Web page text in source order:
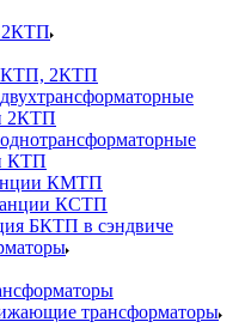
2КТП
КТП, 2КТП
2КТП
КТП
КМТП
КСТП
БКТП в сэндвиче
трансформаторы